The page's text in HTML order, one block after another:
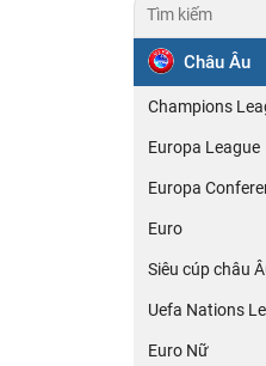
Châu Âu
Champions
Europa League
Europa
Euro
Siêu cúp châu
Uefa Nations
Euro Nữ